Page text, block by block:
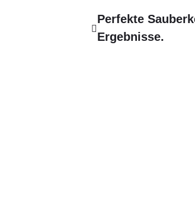
Perfekte
Ergebnisse.